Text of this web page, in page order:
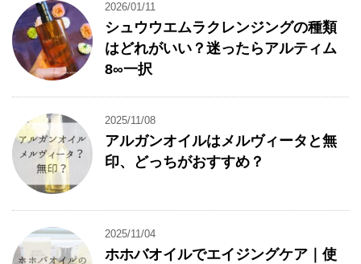
2026/01/11
シュウウエムラクレンジングの種類
はどれがいい？迷ったらアルティム
8∞一択
2025/11/08
アルガンオイルはメルヴィータと無
印、どっちがおすすめ？
2025/11/04
ホホバオイルでエイジングケア｜使